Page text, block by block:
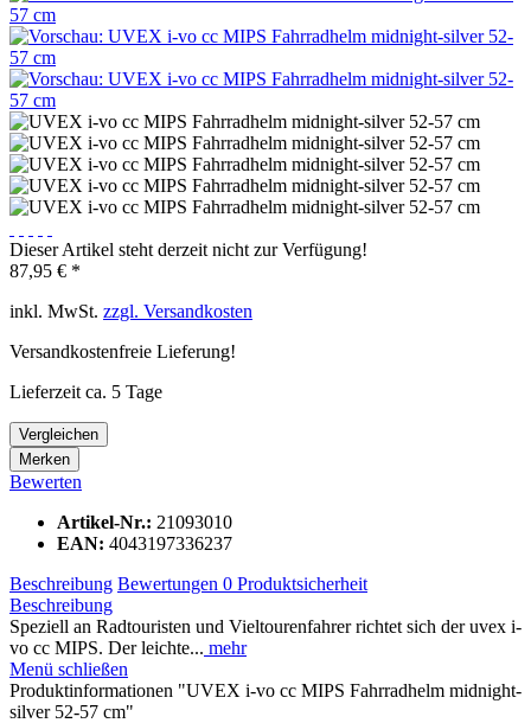
Dieser Artikel steht derzeit nicht zur Verfügung!
87,95 € *
inkl. MwSt. zzgl. Versandkosten
Versandkostenfreie Lieferung!
Lieferzeit ca. 5 Tage
Vergleichen
Merken
Bewerten
Artikel-Nr.: 21093010
EAN: 4043197336237
Beschreibung Bewertungen 0 Produktsicherheit
Beschreibung
Speziell an Radtouristen und Vieltourenfahrer richtet sich der uvex i-
vo cc MIPS. Der leichte... mehr
Menü schließen
Produktinformationen "UVEX i-vo cc MIPS Fahrradhelm midnight-
silver 52-57 cm"